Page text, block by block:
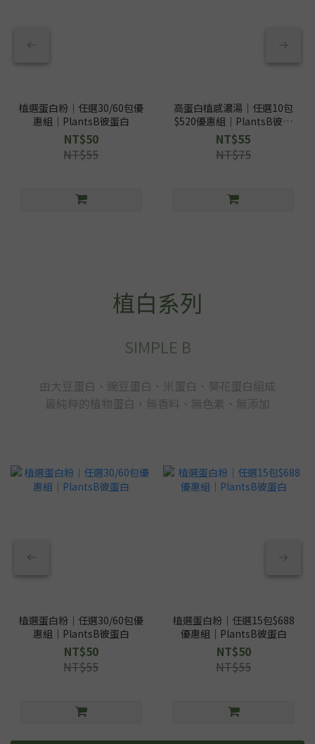
植選蛋白粉｜任選30/60包優
惠組｜PlantsB彼蛋白
NT$50
NT$55
高蛋白植感濃湯｜任選10包
$520優惠組｜PlantsB彼蛋
白
NT$55
NT$75
植白系列
SIMPLE B
由大豆蛋白、豌豆蛋白、米蛋白、葵花蛋白組成
最純粹的植物蛋白，無香料、無色素、無添加
植選蛋白粉｜任選30/60包優
惠組｜PlantsB彼蛋白
NT$50
NT$55
植選蛋白粉｜任選15包$688
優惠組｜PlantsB彼蛋白
NT$50
NT$55